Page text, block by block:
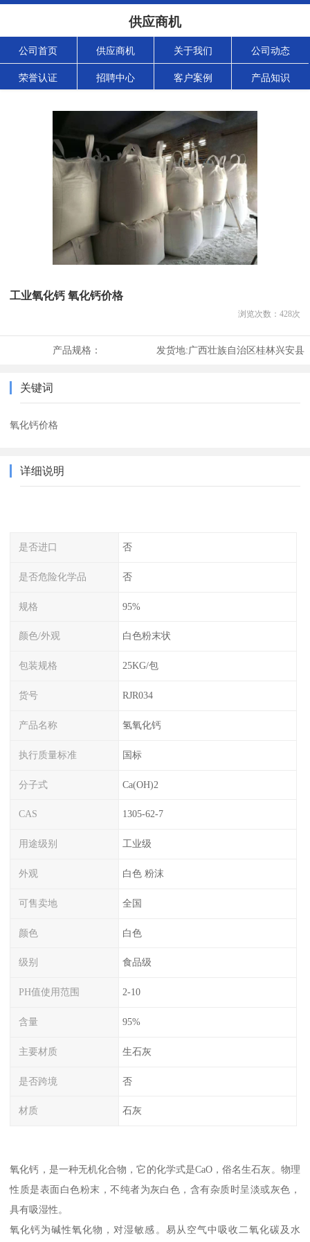
供应商机
公司首页 供应商机 关于我们 公司动态
荣誉认证 招聘中心 客户案例 产品知识
工业氧化钙 氧化钙价格
浏览次数： 428次
产品规格： 发货地:广西壮族自治区桂林兴安县
关键词
氧化钙价格
详细说明
是否进口 否
是否危险化学品 否
规格 95%
颜色/外观 白色粉末状
包装规格 25KG/包
货号 RJR034
产品名称 氢氧化钙
执行质量标准 国标
分子式 Ca(OH)2
CAS 1305-62-7
用途级别 工业级
外观 白色 粉沫
可售卖地 全国
颜色 白色
级别 食品级
PH值使用范围 2-10
含量 95%
主要材质 生石灰
是否跨境 否
材质 石灰
氧化钙，是一种无机化合物，它的化学式是CaO，俗名生石灰。物理
性质是表面白色粉末，不纯者为灰白色，含有杂质时呈淡或灰色，
具有吸湿性。
氧化钙为碱性氧化物，对湿敏感。易从空气中吸收二氧化碳及水